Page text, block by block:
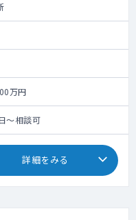
万円
相談可
詳細をみる